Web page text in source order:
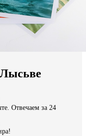
Отвечаем за 24